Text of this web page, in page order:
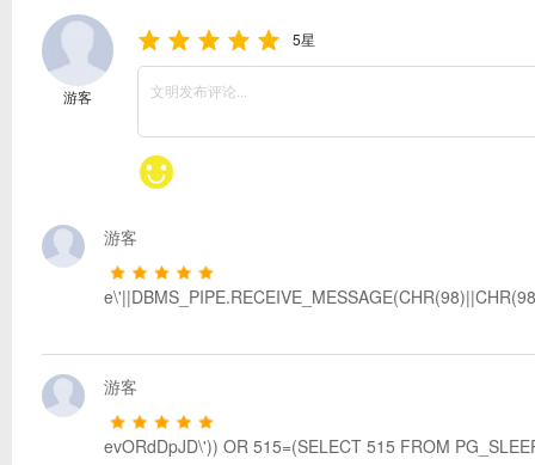
游客
5星
游客
游客
evORdDpJD\')) OR 515=(SELECT 515 FROM